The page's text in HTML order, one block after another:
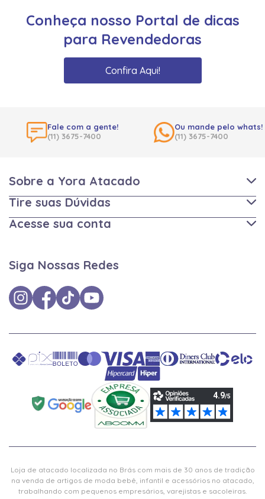
Conheça nosso Portal de dicas
para Revendedoras
Confira Aqui!
Fale com a gente!
(11) 3675-7400
Ou mande pelo whats!
(11) 3675-7400
Sobre a Yora Atacado
Tire suas Dúvidas
Acesse sua conta
Siga Nossas Redes
Loja de atacado localizada no Brás com mais de 30 anos de tradição
na venda de artigos de moda bebê, infantil e acessórios no atacado,
trabalhando com pequenos empresários, varejistas e sacoleiras.